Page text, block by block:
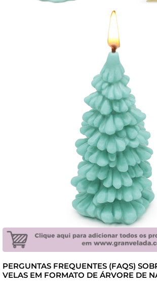
PERGUNTAS FREQUENTES (FAQS)
VELAS EM FORMATO DE ÁRVORE DE